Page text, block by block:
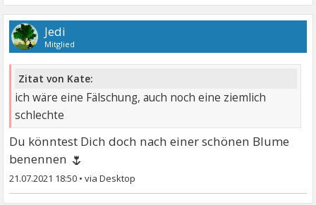
Jedi
Mitglied
Zitat von Kate:
ich wäre eine Fälschung, auch noch eine ziemlich
schlechte
Du könntest Dich doch nach einer schönen Blume
benennen 🌷
21.07.2021 18:50 •